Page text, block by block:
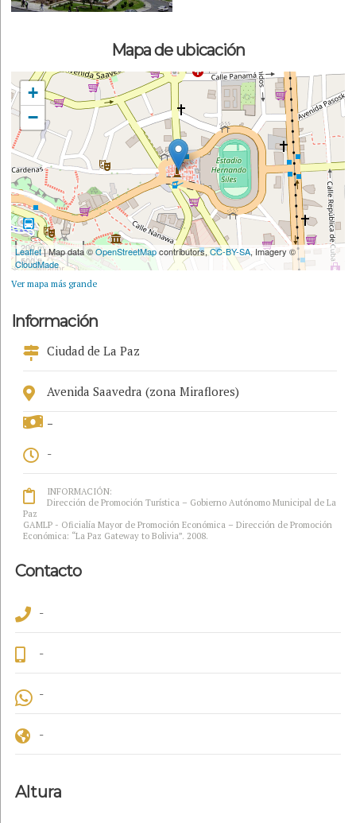
Mapa de ubicación
+
−
200 m
500 ft
Leaflet| Map data ©OpenStreetMapcontributors,CC-BY-SA, Imagery ©
CloudMade
Ver mapa más grande
Información
Ciudad de La Paz
Avenida Saavedra (zona Miraflores)
-
-
INFORMACIÓN:
Dirección de Promoción Turística – Gobierno Autónomo Municipal de La
Paz
GAMLP - Oficialía Mayor de Promoción Económica – Dirección de Promoción
Económica: “La Paz Gateway to Bolivia”. 2008.
Contacto
-
-
-
-
Altura